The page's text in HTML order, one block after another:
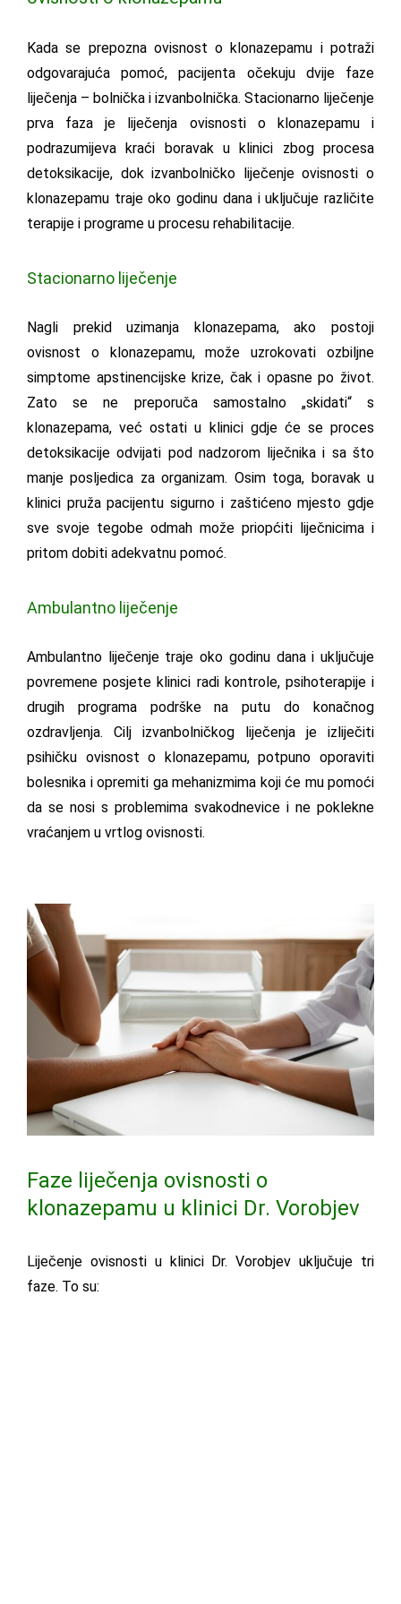
Kada se prepozna ovisnost o klonazepamu i potraži
odgovarajuća pomoć, pacijenta očekuju dvije faze
liječenja – bolnička i izvanbolnička. Stacionarno liječenje
prva faza je liječenja ovisnosti o klonazepamu i
podrazumijeva kraći boravak u klinici zbog procesa
detoksikacije, dok izvanbolničko liječenje ovisnosti o
klonazepamu traje oko godinu dana i uključuje različite
terapije i programe u procesu rehabilitacije.
Stacionarno liječenje
Nagli prekid uzimanja klonazepama, ako postoji
ovisnost o klonazepamu, može uzrokovati ozbiljne
simptome apstinencijske krize, čak i opasne po život.
Zato se ne preporuča samostalno „skidati“ s
klonazepama, već ostati u klinici gdje će se proces
detoksikacije odvijati pod nadzorom liječnika i sa što
manje posljedica za organizam. Osim toga, boravak u
klinici pruža pacijentu sigurno i zaštićeno mjesto gdje
sve svoje tegobe odmah može priopćiti liječnicima i
pritom dobiti adekvatnu pomoć.
Ambulantno liječenje
Ambulantno liječenje traje oko godinu dana i uključuje
povremene posjete klinici radi kontrole, psihoterapije i
drugih programa podrške na putu do konačnog
ozdravljenja. Cilj izvanbolničkog liječenja je izliječiti
psihičku ovisnost o klonazepamu, potpuno oporaviti
bolesnika i opremiti ga mehanizmima koji će mu pomoći
da se nosi s problemima svakodnevice i ne poklekne
vraćanjem u vrtlog ovisnosti.
Faze liječenja ovisnosti o
klonazepamu u klinici Dr. Vorobjev
Liječenje ovisnosti u klinici Dr. Vorobjev uključuje tri
faze. To su: